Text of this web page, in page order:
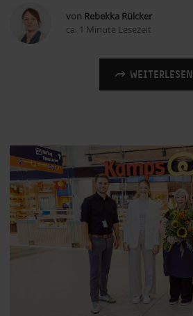
von Rebekka Rülcker
ca. 1 Minute Lesezeit
WEITERLESEN